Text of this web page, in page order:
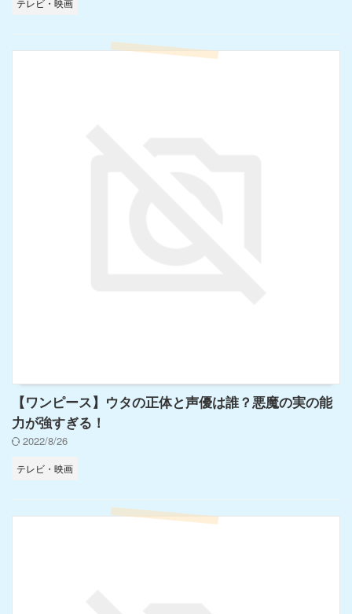
テレビ・映画
【ワンピース】ウタの正体と声優は誰？悪魔の実の能
力が強すぎる！
2022/8/26
テレビ・映画